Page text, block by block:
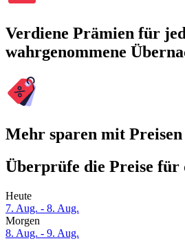
Verdiene Prämien für
wahrgenommene
Mehr sparen mit
Überprüfe die Preise für
Heute
7. Aug. - 8. Aug.
Morgen
8. Aug. - 9. Aug.